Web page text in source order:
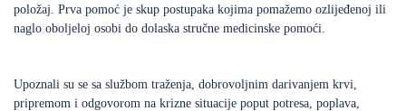
položaj. Prva pomoć je skup postupaka kojima pomažemo ozlijeđenoj ili
naglo oboljeloj osobi do dolaska stručne medicinske pomoći.
Upoznali su se sa službom traženja, dobrovoljnim darivanjem krvi,
pripremom i odgovorom na krizne situacije poput potresa, poplava,